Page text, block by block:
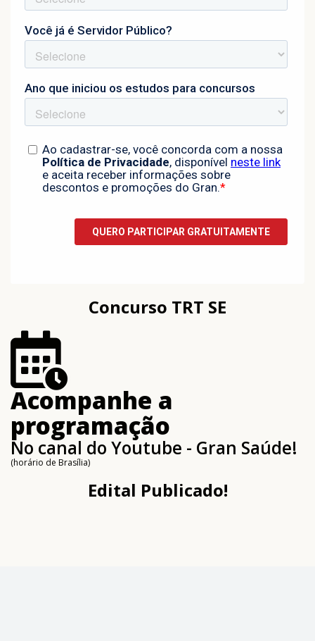
Concurso TRT SE
Acompanhe a
programação
No canal do Youtube - Gran Saúde!
(horário de Brasília)
Edital Publicado!